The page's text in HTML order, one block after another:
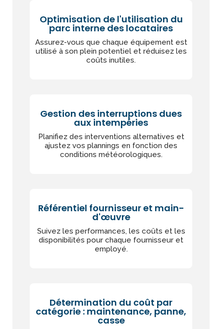
Optimisation de l'utilisation du
parc interne des locataires
Assurez-vous que chaque équipement est
utilisé à son plein potentiel et réduisez les
coûts inutiles.
Gestion des interruptions dues
aux intempéries
Planifiez des interventions alternatives et
ajustez vos plannings en fonction des
conditions météorologiques.
Référentiel fournisseur et main-
d'œuvre
Suivez les performances, les coûts et les
disponibilités pour chaque fournisseur et
employé.
Détermination du coût par
catégorie : maintenance, panne,
casse